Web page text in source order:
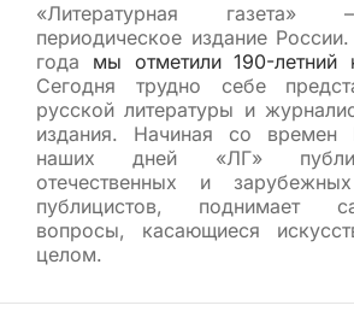
«Литературная газета»
периодическое издание
года мы отметили 190-летний
Сегодня трудно себе
русской литературы и
издания. Начиная со
наших дней «ЛГ»
отечественных и
публицистов, поднимает
вопросы, касающиеся
целом.